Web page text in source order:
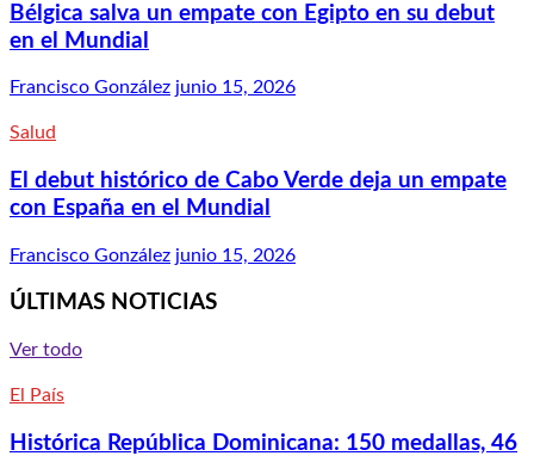
Bélgica salva un empate con Egipto en su debut
en el Mundial
Francisco González junio 15, 2026
Salud
El debut histórico de Cabo Verde deja un empate
con España en el Mundial
Francisco González junio 15, 2026
ÚLTIMAS NOTICIAS
Ver todo
El País
Histórica República Dominicana: 150 medallas, 46